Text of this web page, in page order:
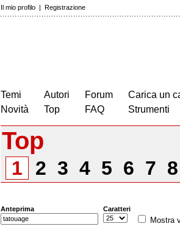
Il mio profilo | Registrazione
Temi
Novità
Autori
Top
Forum
FAQ
Carica un
Strumenti
Top
1 2 3 4 5 6 7
Anteprima Caratteri
Mostra